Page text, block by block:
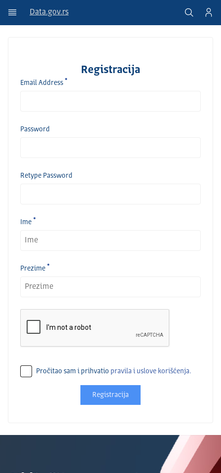
Data.gov.rs
Registracija
Email Address
Password
Retype Password
Ime
Prezime
Pročitao sam i prihvatio pravila i uslove korišćenja.
Registracija